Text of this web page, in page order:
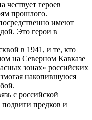
чествует героев
прошлого.
имеют
Это герои в
в 1941, и те, кто
на Северном Кавказе
зонах» российских
накопившуюся
с российской
предков и